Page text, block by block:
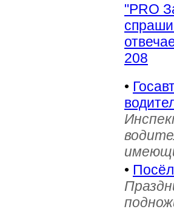
"PRO
208
•
•